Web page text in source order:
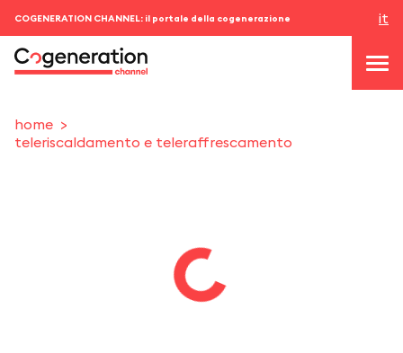
COGENERATION CHANNEL: il portale della cogenerazione it
home
teleriscaldamento e teleraffrescamento